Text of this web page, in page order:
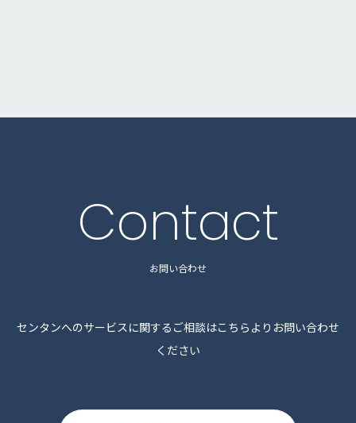
Contact
お問い合わせ
センタンへのサービスに関するご相談はこちらよりお問い合わせ
ください